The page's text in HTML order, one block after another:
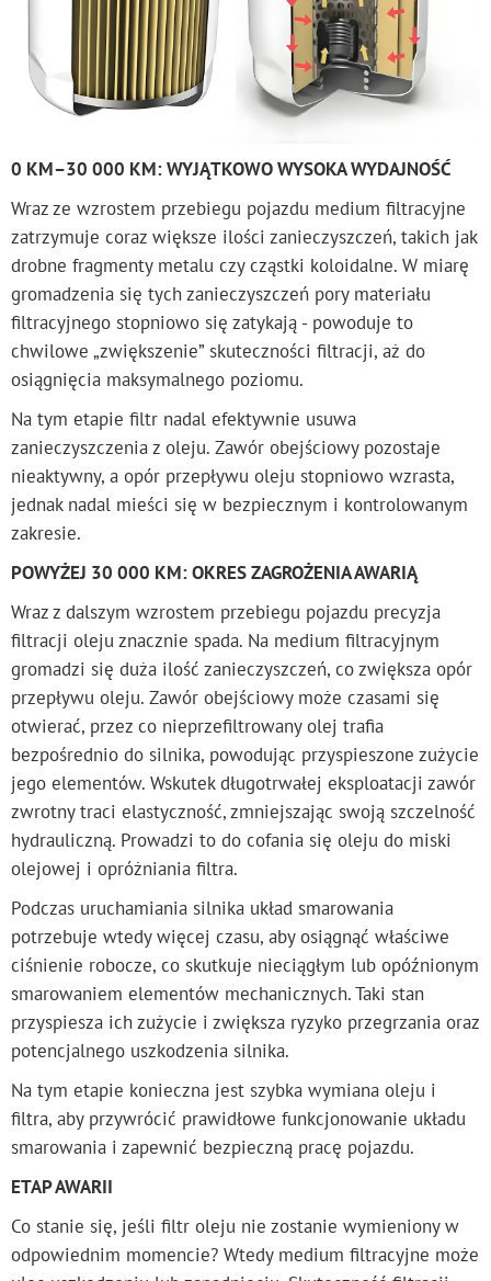
0 KM–30 000 KM: WYJĄTKOWO WYSOKA WYDAJNOŚĆ
Wraz ze wzrostem przebiegu pojazdu medium filtracyjne
zatrzymuje coraz większe ilości zanieczyszczeń, takich jak
drobne fragmenty metalu czy cząstki koloidalne. W miarę
gromadzenia się tych zanieczyszczeń pory materiału
filtracyjnego stopniowo się zatykają - powoduje to
chwilowe „zwiększenie” skuteczności filtracji, aż do
osiągnięcia maksymalnego poziomu.
Na tym etapie filtr nadal efektywnie usuwa
zanieczyszczenia z oleju. Zawór obejściowy pozostaje
nieaktywny, a opór przepływu oleju stopniowo wzrasta,
jednak nadal mieści się w bezpiecznym i kontrolowanym
zakresie.
POWYŻEJ 30 000 KM: OKRESZAGROŻENIAAWARIĄ
Wraz z dalszym wzrostem przebiegu pojazdu precyzja
filtracji oleju znacznie spada. Na medium filtracyjnym
gromadzi się duża ilość zanieczyszczeń, co zwiększa opór
przepływu oleju. Zawór obejściowy może czasami się
otwierać, przez co nieprzefiltrowany olej trafia
bezpośrednio do silnika, powodując przyspieszone zużycie
jego elementów. Wskutek długotrwałej eksploatacji zawór
zwrotny traci elastyczność, zmniejszając swoją szczelność
hydrauliczną. Prowadzi to do cofania się oleju do miski
olejowej i opróżniania filtra.
Podczas uruchamiania silnika układ smarowania
potrzebuje wtedy więcej czasu, aby osiągnąć właściwe
ciśnienie robocze, co skutkuje nieciągłym lub opóźnionym
smarowaniem elementów mechanicznych. Taki stan
przyspiesza ich zużycie i zwiększa ryzyko przegrzania oraz
potencjalnego uszkodzenia silnika.
Na tym etapie konieczna jest szybka wymiana oleju i
filtra, aby przywrócić prawidłowe funkcjonowanie układu
smarowania i zapewnić bezpieczną pracę pojazdu.
ETAP AWARII
Co stanie się, jeśli filtr oleju nie zostanie wymieniony w
odpowiednim momencie? Wtedy medium filtracyjne może